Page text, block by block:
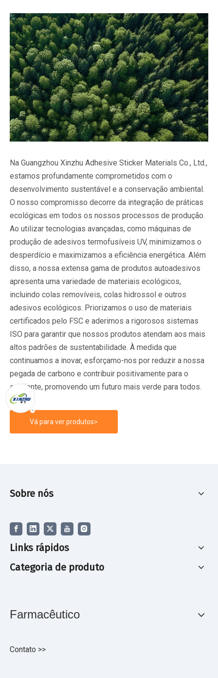
Na Guangzhou Xinzhu Adhesive Sticker Materials Co., Ltd.,
estamos profundamente comprometidos com o
desenvolvimento sustentável e a conservação ambiental.
O nosso compromisso decorre da integração de práticas
ecológicas em todos os nossos processos de produção.
Ao utilizar tecnologias avançadas, como máquinas de
produção de adesivos termofusíveis UV, minimizamos o
desperdício e maximizamos a eficiência energética. Além
disso, a nossa extensa gama de produtos autoadesivos
apresenta uma variedade de materiais ecológicos,
incluindo colas removíveis, colas hidrossol e outros
adesivos ecológicos. Priorizamos o uso de materiais
certificados pelo FSC e aderimos a rigorosos sistemas
ISO para garantir que nossos produtos atendam aos mais
altos padrões de sustentabilidade. À medida que
continuamos a inovar, esforçamo-nos por reduzir a nossa
pegada de carbono e contribuir positivamente para o
ambiente, promovendo um futuro mais verde para todos.
Vá para ver produtos>
Sobre nós
Links rápidos
Categoria de produto
Farmacêutico
Contato >>